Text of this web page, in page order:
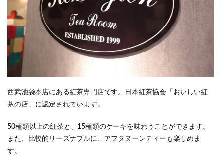
西武池袋本店にある紅茶専門店です。日本紅茶協会「おいしい紅
茶の店」に認定されています。
50種類以上の紅茶と、15種類のケーキを味わうことができます。
また、比較的リーズナブルに、アフタヌーンティーも楽しめま
す。